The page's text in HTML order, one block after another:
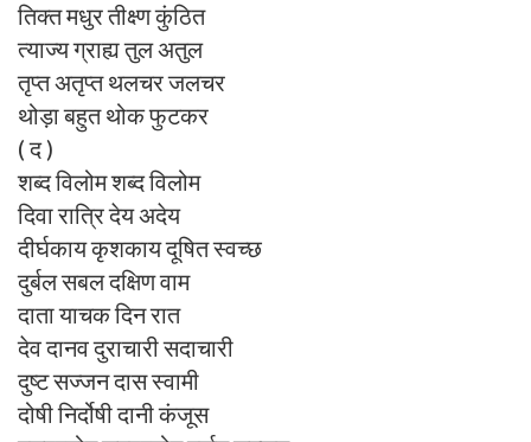
तिक्त मधुर तीक्ष्ण कुंठित
त्याज्य ग्राह्य तुल अतुल
तृप्त अतृप्त थलचर जलचर
थोड़ा बहुत थोक फुटकर
( द )
शब्द विलोम शब्द विलोम
दिवा रात्रि देय अदेय
दीर्घकाय कृशकाय दूषित स्वच्छ
दुर्बल सबल दक्षिण वाम
दाता याचक दिन रात
देव दानव दुराचारी सदाचारी
दुष्ट सज्जन दास स्वामी
दोषी निर्दोषी दानी कंजूस